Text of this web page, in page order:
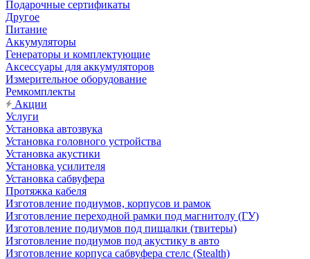
Подарочные сертификаты
Другое
Питание
Аккумуляторы
Генераторы и комплектующие
Аксессуары для аккумуляторов
Измерительное оборудование
Ремкомплекты
Акции
Услуги
Установка автозвука
Установка головного устройства
Установка акустики
Установка усилителя
Установка сабвуфера
Протяжка кабеля
Изготовление подиумов, корпусов и рамок
Изготовление переходной рамки под магнитолу (ГУ)
Изготовление подиумов под пищалки (твитеры)
Изготовление подиумов под акустику в авто
Изготовление корпуса сабвуфера стелс (Stealth)